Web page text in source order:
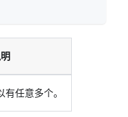
任意多个。